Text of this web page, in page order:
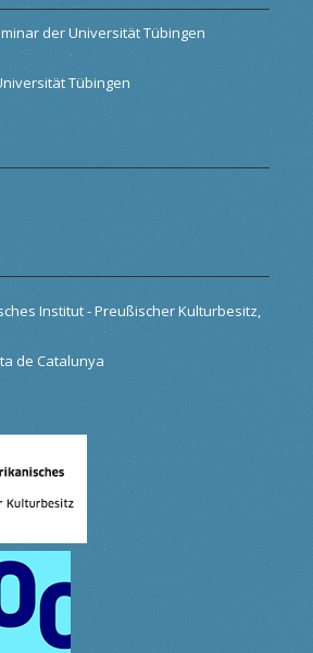
der Universität Tübingen
Tübingen
Institut - Preußischer Kulturbesitz,
de Catalunya